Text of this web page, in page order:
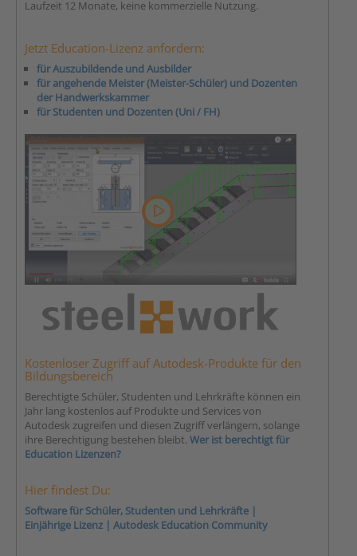
Laufzeit 12 Monate, keine kommerzielle Nutzung.
Jetzt Education-Lizenz anfordern:
für Auszubildende und Ausbilder
für angehende Meister (Meister-Schüler) und Dozenten
der Handwerkskammer
für Studenten und Dozenten (Uni / FH)
Kostenloser Zugriff auf Autodesk-Produkte für den
Bildungsbereich
Berechtigte Schüler, Studenten und Lehrkräfte können ein
Jahr lang kostenlos auf Produkte und Services von
Autodesk zugreifen und diesen Zugriff verlängern, solange
ihre Berechtigung bestehen bleibt. Wer ist berechtigt für
Education Lizenzen?
Hier findest Du:
Software für Schüler, Studenten und Lehrkräfte |
Einjährige Lizenz | Autodesk Education Community